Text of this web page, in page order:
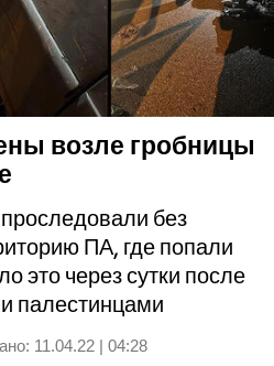
возле гробницы
без
ПА, где попали
это через сутки после
палестинцами
11.04.22 | 04:28